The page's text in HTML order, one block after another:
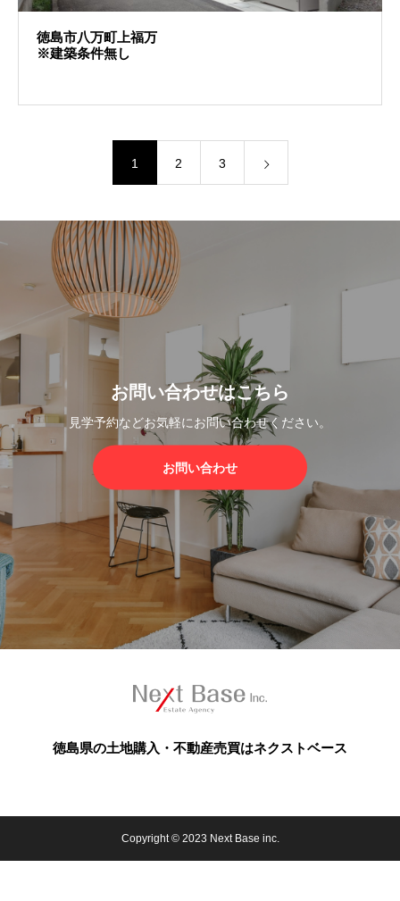
徳島市八万町上福万
※建築条件無し
1 2 3
お問い合わせはこちら
見学予約などお気軽にお問い合わせください。
お問い合わせ
徳島県の土地購入・不動産売買はネクストベース
Copyright © 2023 Next Base inc.